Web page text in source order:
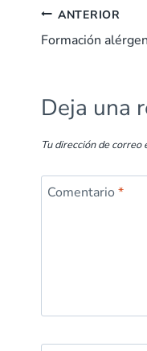
b
o
k
s
A
p
ANTERIOR
Formación
Deja una
Tu dirección de
Comentario *